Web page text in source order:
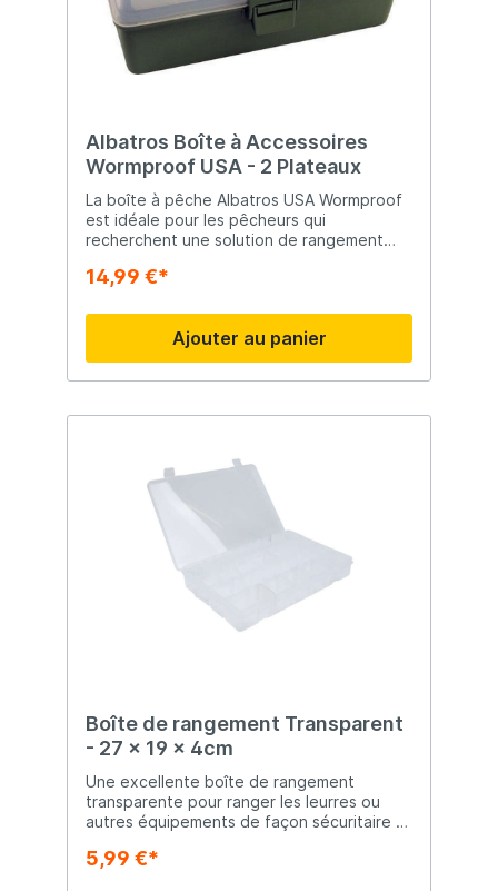
Albatros Boîte à Accessoires
Wormproof USA - 2 Plateaux
La boîte à pêche Albatros USA Wormproof
est idéale pour les pêcheurs qui
recherchent une solution de rangement
tiroirs spacieux et sa conception
organisés et protégés. Sa poignée est
intégrée dans le couvercle pour un
transport facile. Le dessus comporte
également des compartiments pratiques
main. Le couvercle à rebord protège
votre matériel reste au sec en toutes
circonstances. ✔️ Deux grands tiroirs pour
ranger votre matériel ✔️ Couvercle à
rebord contre l'humidité ✔️ Poignée
intégrée dans le couvercle ✔️
Compartiments pratiques sur le dessus ✔️
Construction résistante et anti-ver
14,99 €*
Ajouter au panier
Boîte de rangement Transparent
- 27 x 19 x 4cm
Une excellente boîte de rangement
transparente pour ranger les leurres ou
autres équipements de façon sécuritaire et
facile à transporter avec vous et offre de
5,99 €*